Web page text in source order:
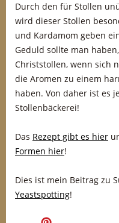
Durch den für Stollen
wird dieser Stollen
und Kardamom geben
Geduld sollte man
Christstollen, wenn sich
die Aromen zu einem
haben. Von daher ist es
Stollenbäckerei!
Das Rezept gibt es hier
Formen hier!
Dies ist mein Beitrag zu
Yeastspotting!